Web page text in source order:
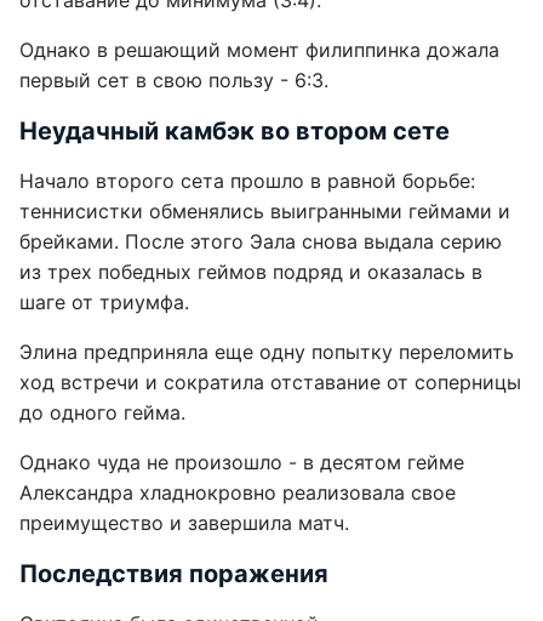
Однако в решающий момент филиппинка дожала
первый сет в свою пользу - 6:3.
Неудачный камбэк во втором сете
Начало второго сета прошло в равной борьбе:
теннисистки обменялись выигранными геймами и
брейками. После этого Эала снова выдала серию
из трех победных геймов подряд и оказалась в
шаге от триумфа.
Элина предприняла еще одну попытку переломить
ход встречи и сократила отставание от соперницы
до одного гейма.
Однако чуда не произошло - в десятом гейме
Александра хладнокровно реализовала свое
преимущество и завершила матч.
Последствия поражения